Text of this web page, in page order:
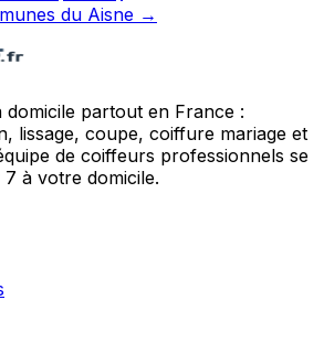
du Aisne →
partout en France :
lissage, coupe, coiffure mariage et
de coiffeurs professionnels se
à votre domicile.